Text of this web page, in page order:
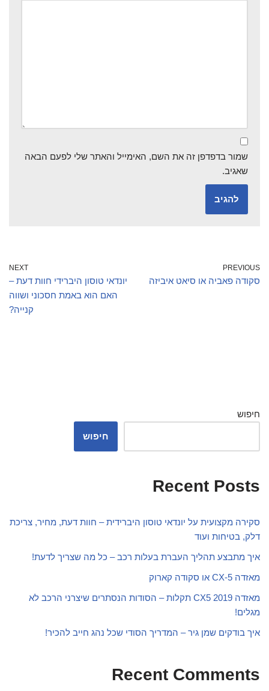
שמור בדפדפן זה את השם, האימייל והאתר שלי לפעם הבאה
שאגיב.
PREVIOUS
סקודה פאביה או סיאט איביזה
NEXT
יונדאי טוסון היברידי חוות דעת –
האם הוא באמת חסכוני ושווה
קנייה?
חיפוש
חיפוש
Recent Posts
סקירה מקצועית על יונדאי טוסון היברידית – חוות דעת, מחיר, צריכת
דלק, בטיחות ועוד
איך מתבצע תהליך העברת בעלות רכב – כל מה שצריך לדעת!
מאזדה CX-5 או סקודה קארוק
מאזדה CX5 2019 תקלות – הסודות הנסתרים שיצרני הרכב לא
מגלים!
איך בודקים שמן גיר – המדריך הסודי שכל נהג חייב להכיר!
Recent Comments